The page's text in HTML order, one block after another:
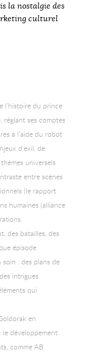
la nostalgie des
culturel
l’histoire du prince
réglant ses comptes
à l’aide du robot
d’exil, de
universels
entre scènes
(le rapport
humaines (alliance
des batailles, des
épisode
: des plans de
intrigues
qui
en
le développement
comme AB